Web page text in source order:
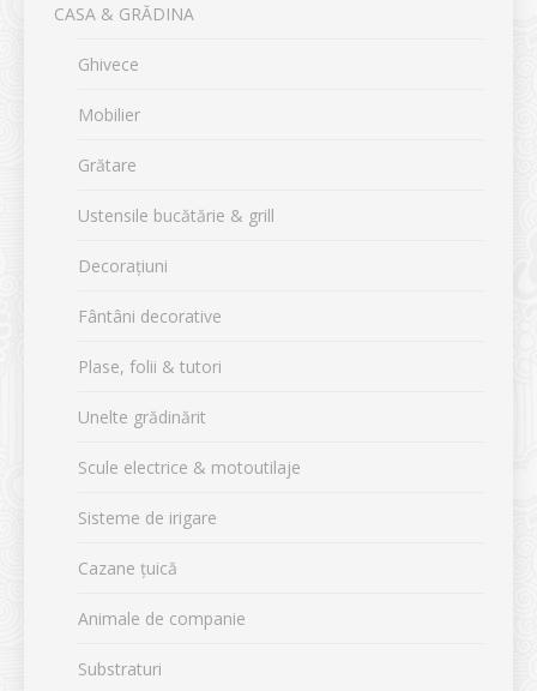
CASA & GRĂDINA
Ghivece
Mobilier
Grătare
Ustensile bucătărie & grill
Decorațiuni
Fântâni decorative
Plase, folii & tutori
Unelte grădinărit
Scule electrice & motoutilaje
Sisteme de irigare
Cazane țuică
Animale de companie
Substraturi